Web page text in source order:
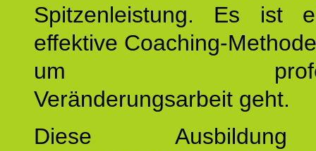
Spitzenleistung. Es ist
effektive Coaching-
um
Veränderungsarbeit geht.
Diese